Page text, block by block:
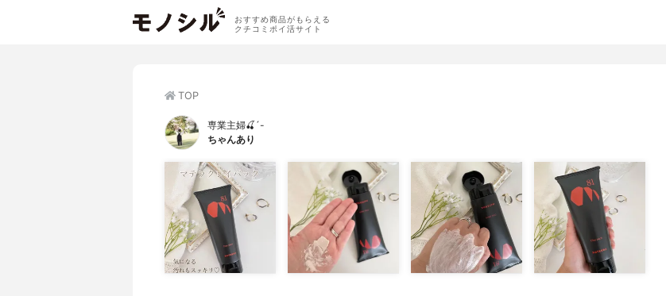
おすすめ商品がもらえる
クチコミポイ活サイト
TOP
専業主婦🍒´-
ちゃんあり